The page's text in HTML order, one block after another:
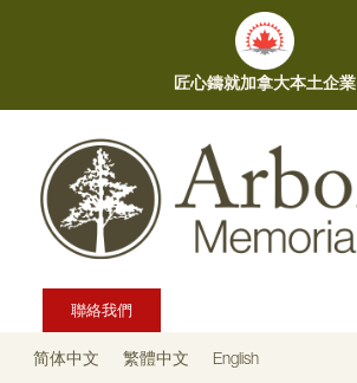
匠心鑄就加拿大本土企業
聯絡我們
简体中文 繁體中文 English